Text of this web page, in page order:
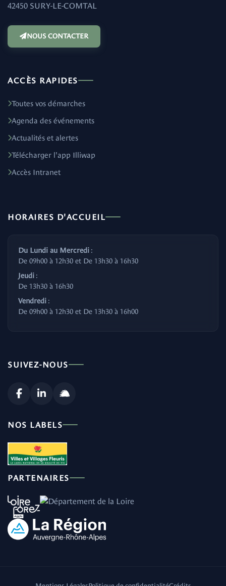
42450 SURY-LE-COMTAL
NOUS CONTACTER
ACCÈS RAPIDES
Toutes vos démarches
Agenda des événements
Actualités et alertes
Télécharger l'app Illiwap
Accès Intranet
HORAIRES D'ACCUEIL
Du Lundi au Mercredi :
De 09h00 à 12h30 et De 13h30 à 16h30
Jeudi :
De 13h30 à 16h30
Vendredi :
De 09h00 à 12h30 et De 13h30 à 16h00
SUIVEZ-NOUS
NOS LABELS
PARTENAIRES